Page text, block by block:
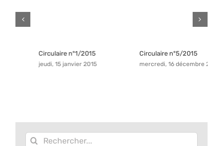
Circulaire n°1/2015
jeudi, 15 janvier 2015
Circulaire n°5/2015
mercredi, 16 décembre 2015
Rechercher: